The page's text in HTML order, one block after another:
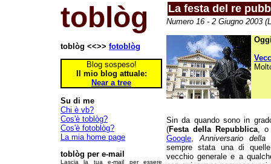
toblòg
toblòg <<>> fotoblòg
Blog sospeso!
Il mio blog attuale:
Near a tree
Su di me
Chi è vb?
Cos'è toblòg?
Cos'è fotoblòg?
La mia home page
toblòg per e-mail
Lascia la tua e-mail per essere
La festa del re
Numero 16 - 2 Giugno 2003
Sin da quando sono in
(Festa della Repubblica, o
Google,Anniversario della
sempre stata una di
vecchio generale e a